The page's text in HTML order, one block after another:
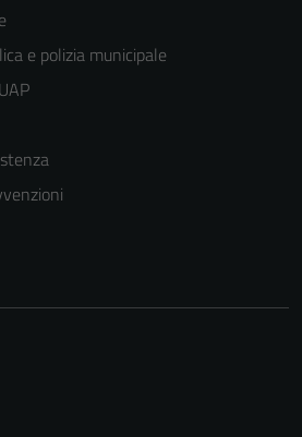
e polizia municipale